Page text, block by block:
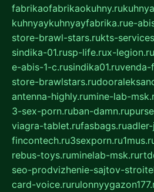
fabrikaofabrikaokuhny.ru
kuhnyaykuhnyayfabrika.rue-
store-brawl-stars.rukts-
sindika-01.rusp-life.rux-legion.ru
e-abis-1-c.rusindika01.ruvenda-
store-brawlstars.ru
antenna-highly.rumine-lab-
3-sex-porn.ruban-damn.ru
viagra-tablet.rufasbags.ru
fincontech.ru3sexporn.ru
rebus-toys.ruminelab-msk.ru
seo-prodvizhenie-sajtov-
card-voice.ru